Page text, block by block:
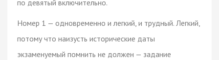
по девятый включительно.
Номер 1 — одновременно и легкий, и трудный. Легкий,
потому что наизусть исторические даты
экзаменуемый помнить не должен — задание